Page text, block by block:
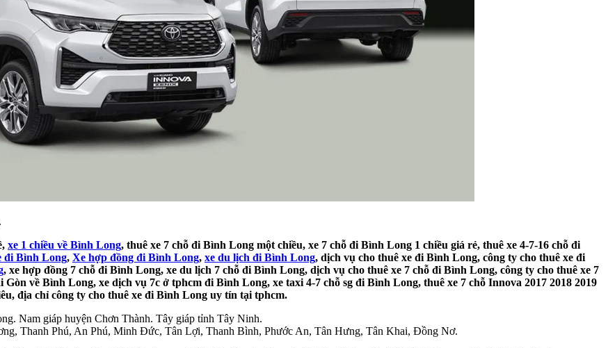
xe 1 chiều về Bình Long, thuê xe 7 chỗ đi Bình Long một chiều, xe 7 chỗ đi Bình Long 1 chiều giá rẻ, thuê xe 4-7-16 chỗ đi
đi Bình Long, Xe hợp đồng đi Bình Long, xe du lịch đi Bình Long, dịch vụ cho thuê xe đi Bình Long, công ty cho thuê xe đi
, xe hợp đồng 7 chỗ đi Bình Long, xe du lịch 7 chỗ đi Bình Long, dịch vụ cho thuê xe 7 chỗ đi Bình Long, công ty cho thuê xe 7
về Bình Long, xe dịch vụ 7c ở tphcm đi Bình Long, xe taxi 4-7 chỗ sg đi Bình Long, thuê xe 7 chỗ Innova 2017 2018 2019
địa chỉ công ty cho thuê xe đi Bình Long uy tín tại tphcm.
Nam giáp huyện Chơn Thành. Tây giáp tỉnh Tây Ninh.
Thanh Phú, An Phú, Minh Đức, Tân Lợi, Thanh Bình, Phước An, Tân Hưng, Tân Khai, Đồng Nơ.